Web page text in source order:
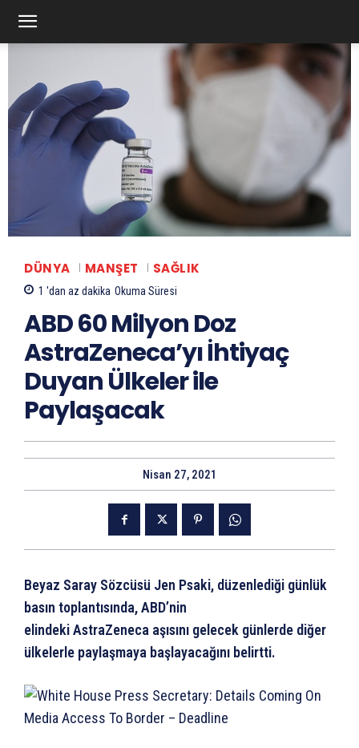
DÜNYA MANŞET SAĞLIK
1 'dan az dakika Okuma Süresi
ABD 60 Milyon Doz
AstraZeneca’yı İhtiyaç
Duyan Ülkeler ile
Paylaşacak
Nisan 27, 2021
Beyaz Saray Sözcüsü Jen Psaki, düzenlediği günlük
basın toplantısında, ABD’nin
elindeki AstraZeneca aşısını gelecek günlerde diğer
ülkelerle paylaşmaya başlayacağını belirtti.